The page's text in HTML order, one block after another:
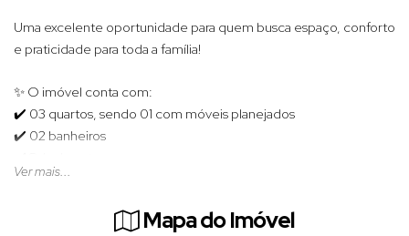
Uma excelente oportunidade para quem busca espaço, conforto
e praticidade para toda a família!
✨ O imóvel conta com:
✔️ 03 quartos, sendo 01 com móveis planejados
✔️ 02 banheiros
✔️ Cozinha
Ver mais...
Mapa do Imóvel